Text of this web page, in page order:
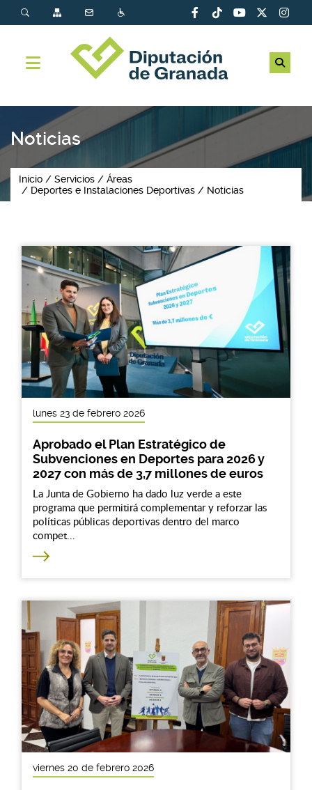
Noticias
Inicio Servicios
Áreas
Deportes e Instalaciones Deportivas
Noticias
lunes 23 de febrero 2026
Aprobado el Plan Estratégico de
Subvenciones en Deportes para 2026 y
2027 con más de 3,7 millones de euros
La Junta de Gobierno ha dado luz verde a este
programa que permitirá complementar y reforzar las
políticas públicas deportivas dentro del marco
compet...
viernes 20 de febrero 2026